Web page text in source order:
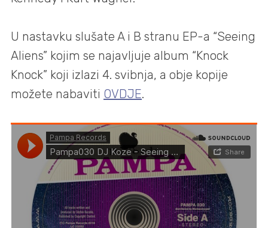
U nastavku slušate A i B stranu EP-a “Seeing
Aliens” kojim se najavljuje album “Knock
Knock” koji izlazi 4. svibnja, a obje kopije
možete nabaviti OVDJE.